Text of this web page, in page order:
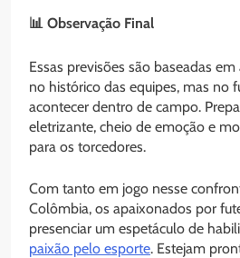
📊 Observação Final
Essas previsões são baseadas
no histórico das equipes, mas no
acontecer dentro de campo.
eletrizante, cheio de emoção e
para os torcedores.
Com tanto em jogo nesse
Colômbia, os apaixonados por
presenciar um espetáculo de
paixão pelo esporte. Estejam